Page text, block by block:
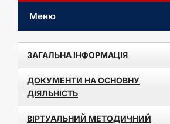
Меню
ЗАГАЛЬНА ІНФОРМАЦІЯ
ДОКУМЕНТИ НА ОСНОВНУ
ДІЯЛЬНІСТЬ
ВІРТУАЛЬНИЙ МЕТОДИЧНИЙ